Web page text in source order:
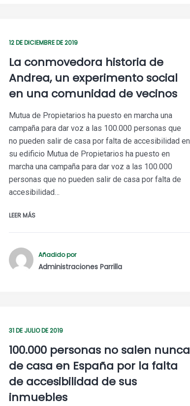
12 DE DICIEMBRE DE 2019
La conmovedora historia de
Andrea, un experimento social
en una comunidad de vecinos
Mutua de Propietarios ha puesto en marcha una
campaña para dar voz a las 100.000 personas que
no pueden salir de casa por falta de accesibilidad en
su edificio Mutua de Propietarios ha puesto en
marcha una campaña para dar voz a las 100.000
personas que no pueden salir de casa por falta de
accesibilidad…
LEER MÁS
Añadido por
Administraciones Parrilla
31 DE JULIO DE 2019
100.000 personas no salen nunca
de casa en España por la falta
de accesibilidad de sus
inmuebles